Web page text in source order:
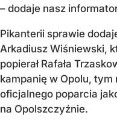
– dodaje nasz
Pikanterii sprawie
Arkadiusz Wiśniewski,
popierał Rafała
kampanię w Opolu, tym
oficjalnego poparcia
na Opolszczyźnie.